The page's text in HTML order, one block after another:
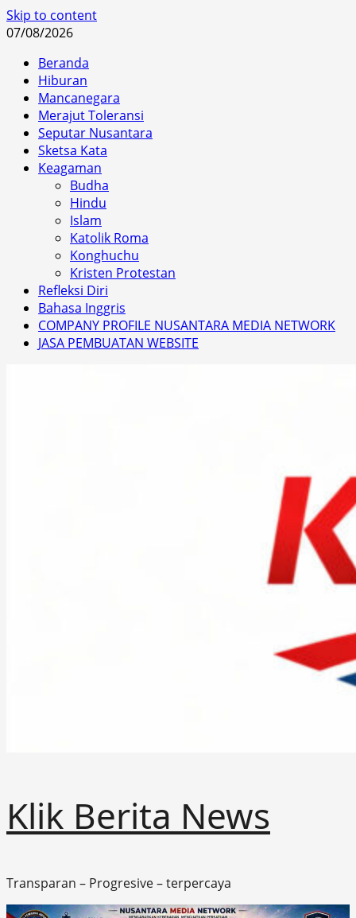
Skip to content
07/08/2026
Beranda
Hiburan
Mancanegara
Merajut Toleransi
Seputar Nusantara
Sketsa Kata
Keagaman
Budha
Hindu
Islam
Katolik Roma
Konghuchu
Kristen Protestan
Refleksi Diri
Bahasa Inggris
COMPANY PROFILE NUSANTARA MEDIA NETWORK
JASA PEMBUATAN WEBSITE
Klik Berita News
Transparan – Progresive – terpercaya